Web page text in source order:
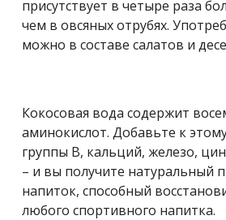
присутствует в четыре раза
чем в овсяных отрубях.
можно в составе салатов и
Кокосовая вода содержит
аминокислот. Добавьте к
группы В, кальций, железо,
– и вы получите натуральный
напиток, способный
любого спортивного напитка.